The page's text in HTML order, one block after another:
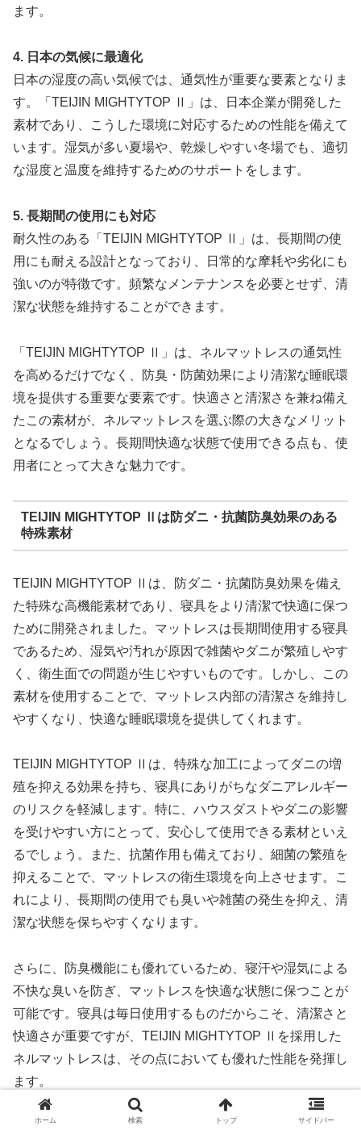
ます。
4. 日本の気候に最適化
日本の湿度の高い気候では、通気性が重要な要素となりま
す。「TEIJIN MIGHTYTOP Ⅱ」は、日本企業が開発した
素材であり、こうした環境に対応するための性能を備えて
います。湿気が多い夏場や、乾燥しやすい冬場でも、適切
な湿度と温度を維持するためのサポートをします。
5. 長期間の使用にも対応
耐久性のある「TEIJIN MIGHTYTOP Ⅱ」は、長期間の使
用にも耐える設計となっており、日常的な摩耗や劣化にも
強いのが特徴です。頻繁なメンテナンスを必要とせず、清
潔な状態を維持することができます。
「TEIJIN MIGHTYTOP Ⅱ」は、ネルマットレスの通気性
を高めるだけでなく、防臭・防菌効果により清潔な睡眠環
境を提供する重要な要素です。快適さと清潔さを兼ね備え
たこの素材が、ネルマットレスを選ぶ際の大きなメリット
となるでしょう。長期間快適な状態で使用できる点も、使
用者にとって大きな魅力です。
TEIJIN MIGHTYTOP Ⅱは防ダニ・抗菌防臭効果のある
特殊素材
TEIJIN MIGHTYTOP Ⅱは、防ダニ・抗菌防臭効果を備え
た特殊な高機能素材であり、寝具をより清潔で快適に保つ
ために開発されました。マットレスは長期間使用する寝具
であるため、湿気や汚れが原因で雑菌やダニが繁殖しやす
く、衛生面での問題が生じやすいものです。しかし、この
素材を使用することで、マットレス内部の清潔さを維持し
やすくなり、快適な睡眠環境を提供してくれます。
TEIJIN MIGHTYTOP Ⅱは、特殊な加工によってダニの増
殖を抑える効果を持ち、寝具にありがちなダニアレルギー
のリスクを軽減します。特に、ハウスダストやダニの影響
を受けやすい方にとって、安心して使用できる素材といえ
るでしょう。また、抗菌作用も備えており、細菌の繁殖を
抑えることで、マットレスの衛生環境を向上させます。こ
れにより、長期間の使用でも臭いや雑菌の発生を抑え、清
潔な状態を保ちやすくなります。
さらに、防臭機能にも優れているため、寝汗や湿気による
不快な臭いを防ぎ、マットレスを快適な状態に保つことが
可能です。寝具は毎日使用するものだからこそ、清潔さと
快適さが重要ですが、TEIJIN MIGHTYTOP Ⅱを採用した
ネルマットレスは、その点においても優れた性能を発揮し
ます。
この特殊素材の採用により、ネルマットレスは単なる寝心
ホーム 検索 トップ サイドバー